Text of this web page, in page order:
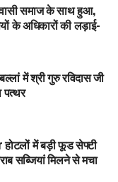
समाज के साथ हुआ,
के अधिकारों की लड़ाई-
में श्री गुरु रविदास जी
पत्थर
में बड़ी फूड सेफ्टी
सब्जियां मिलने से मचा